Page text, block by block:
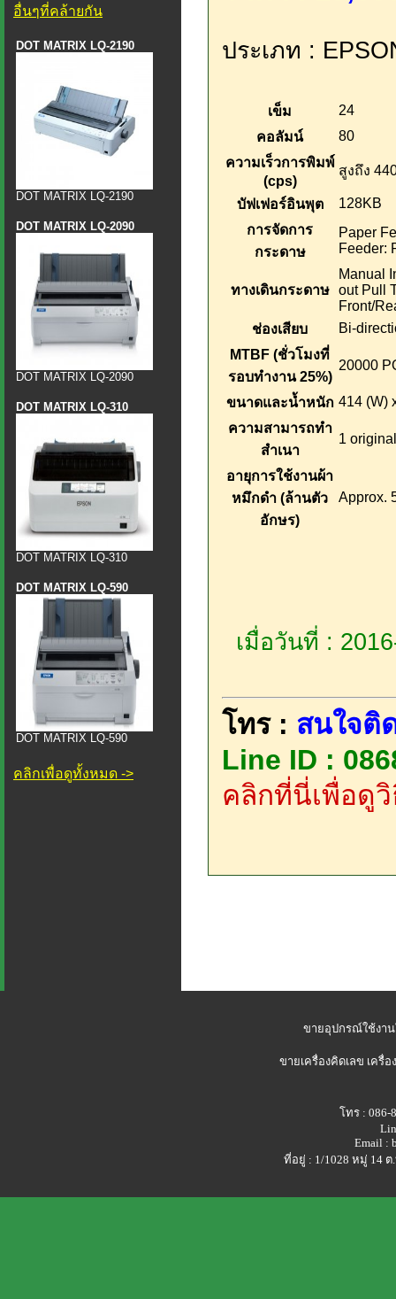
อื่นๆที่คล้ายกัน
DOT MATRIX LQ-2190
DOT MATRIX LQ-2190
DOT MATRIX LQ-2090
DOT MATRIX LQ-2090
DOT MATRIX LQ-310
DOT MATRIX LQ-310
DOT MATRIX LQ-590
DOT MATRIX LQ-590
คลิกเพื่อดูทั้งหมด ->
ประเภท :
เข็ม
24
คอลัมน์
80
ความเร็วการพิมพ์
(cps)
สูงถึง
บัฟเฟอร์อินพุต
128KB
การจัดการ
กระดาษ
Paper
Feeder:
ทางเดินกระดาษ
Manual
out Pull
Front/
ช่องเสียบ
Bi-
MTBF (ชั่วโมงที่
รอบทำงาน 25%)
20000
ขนาดและน้ำหนัก 414 (W)
ความสามารถทำ
สำเนา
1
อายุการใช้งานผ้า
หมึกดำ (ล้านตัว
อักษร)
Approx.
เมื่อวันที่ :
โทร : สนใจติ
Line ID :
คลิกที่นี่เพื่อดูวิ
ขายอุปกรณ์ใช้งา
ขายเครื่องคิดเลข เครื่
โทร : 086-
Email :
ที่อยู่ : 1/1028 หมู่ 14 ต.